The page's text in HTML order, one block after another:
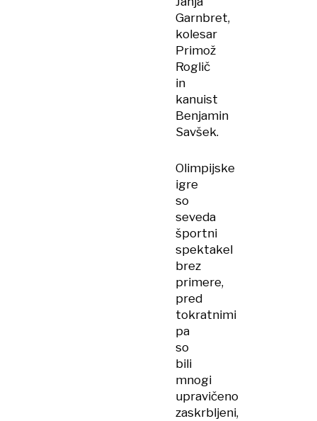
Garnbret,
kolesar
Primož
Roglič
in
kanuist
Benjamin
Savšek.
Olimpijske
igre
so
seveda
športni
spektakel
brez
primere,
pred
tokratnimi
pa
so
bili
mnogi
upravičeno
zaskrbljeni,